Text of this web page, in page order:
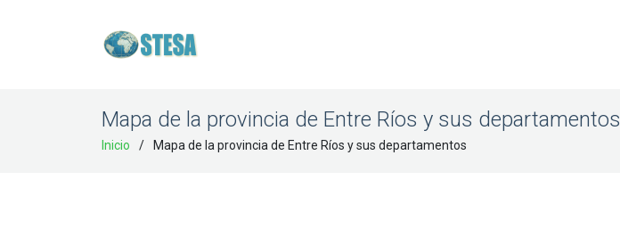
Mapa de la provincia de Entre Ríos y sus departamentos
Inicio Mapa de la provincia de Entre Ríos y sus departamentos